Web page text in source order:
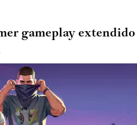
gameplay extendido